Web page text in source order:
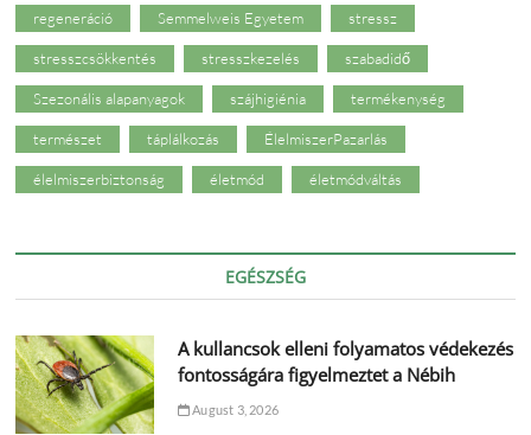
regeneráció Semmelweis Egyetem stressz
stresszcsökkentés stresszkezelés szabadidő
Szezonális alapanyagok szájhigiénia termékenység
természet táplálkozás ÉlelmiszerPazarlás
élelmiszerbiztonság életmód életmódváltás
EGÉSZSÉG
A kullancsok elleni folyamatos védekezés
fontosságára figyelmeztet a Nébih
August 3, 2026